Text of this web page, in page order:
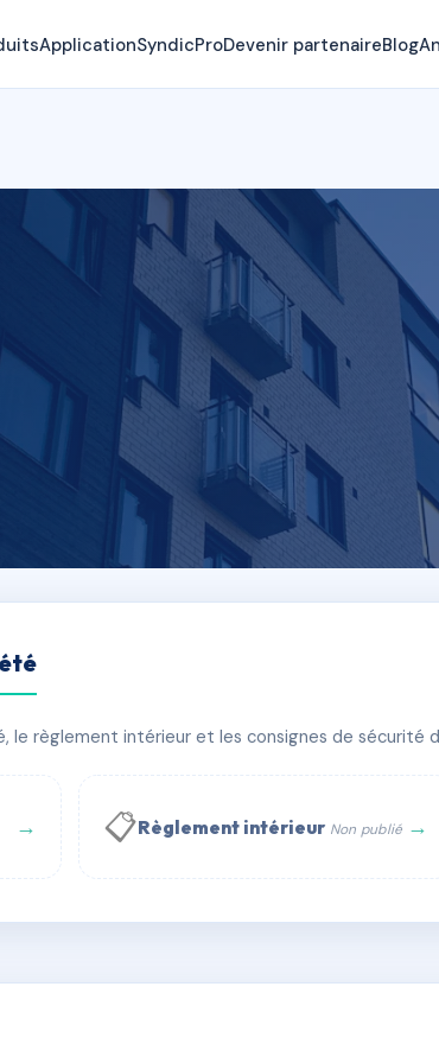
ApplicationSyndicProDevenir partenaireBlog
WhatsApp
règlement intérieur et les consignes de sécurité
→ 📋Règlement intérieur Non publié →
AD7374523 🇫🇷